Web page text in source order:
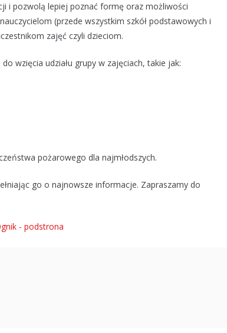
i pozwolą lepiej poznać formę oraz możliwości
(przede wszystkim szkół podstawowych i
zajęć czyli dzieciom.
wzięcia udziału grupy w zajęciach, takie jak:
pożarowego dla najmłodszych.
go o najnowsze informacje. Zapraszamy do